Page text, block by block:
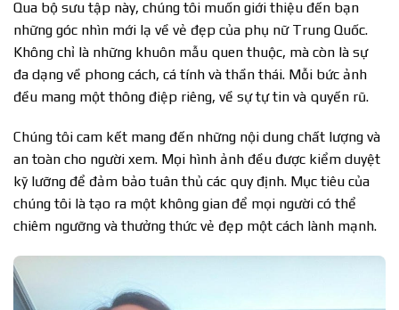
Qua bộ sưu tập này, chúng tôi muốn giới thiệu đến bạn
những góc nhìn mới lạ về vẻ đẹp của phụ nữ Trung Quốc.
Không chỉ là những khuôn mẫu quen thuộc, mà còn là sự
đa dạng về phong cách, cá tính và thần thái. Mỗi bức ảnh
đều mang một thông điệp riêng, về sự tự tin và quyến rũ.
Chúng tôi cam kết mang đến những nội dung chất lượng và
an toàn cho người xem. Mọi hình ảnh đều được kiểm duyệt
kỹ lưỡng để đảm bảo tuân thủ các quy định. Mục tiêu của
chúng tôi là tạo ra một không gian để mọi người có thể
chiêm ngưỡng và thưởng thức vẻ đẹp một cách lành mạnh.